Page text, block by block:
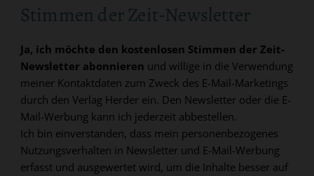
Stimmen der Zeit-Newsletter
Ja, ich möchte den kostenlosen Stimmen der Zeit-
Newsletter abonnieren und willige in die Verwendung
meiner Kontaktdaten zum Zweck des E-Mail-Marketings
durch den Verlag Herder ein. Den Newsletter oder die E-
Mail-Werbung kann ich jederzeit abbestellen.
Ich bin einverstanden, dass mein personenbezogenes
Nutzungsverhalten in Newsletter und E-Mail-Werbung
erfasst und ausgewertet wird, um die Inhalte besser auf